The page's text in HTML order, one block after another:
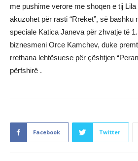
me pushime verore me shoqen e tij
akuzohet për rasti “Rreket”, së bashku
speciale Katica Janeva për zhvatje të
biznesmeni Orce Kamchev, duke
rrethana lehtësuese për çështjen
përfshirë .
Facebook Twitter